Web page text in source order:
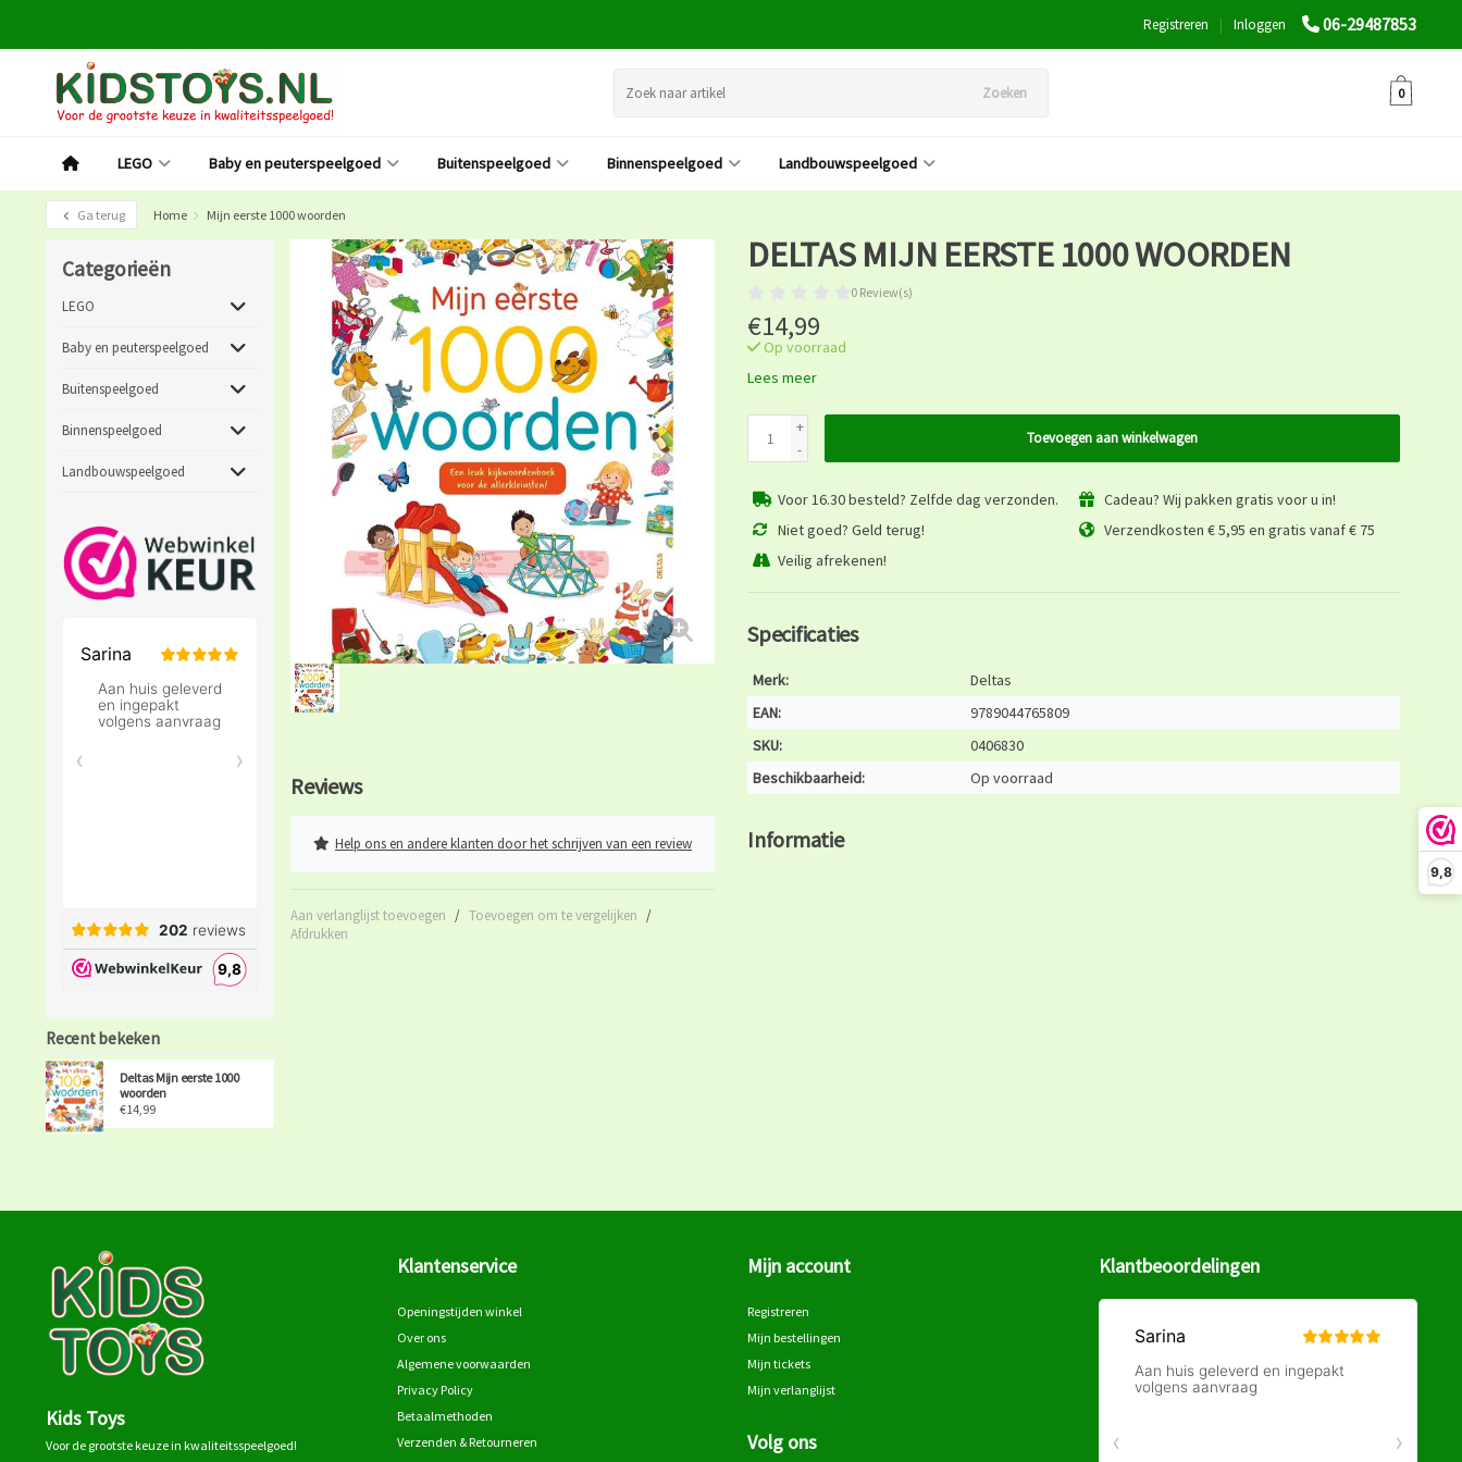
9,8
06-29487853
Inloggen
|
Registreren
Zoeken 0
LEGO Baby en peuterspeelgoed Buitenspeelgoed Binnenspeelgoed Landbouwspeelgoed
Ga terug Home Mijn eerste 1000 woorden
Categorieën
LEGO
Baby en peuterspeelgoed
Buitenspeelgoed
Binnenspeelgoed
Landbouwspeelgoed
Recent bekeken
Deltas Mijn eerste 1000
woorden
€14,99
Reviews
Help ons en andere klanten door het schrijven van een review
Aan verlanglijst toevoegen / Toevoegen om te vergelijken /
Afdrukken
DELTAS MIJN EERSTE 1000 WOORDEN
0 Review(s)
€14,99
Op voorraad
Lees meer
+
-
Toevoegen aan winkelwagen
Voor 16.30 besteld? Zelfde dag verzonden.
Cadeau? Wij pakken gratis voor u in!
Niet goed? Geld terug!
Verzendkosten € 5,95 en gratis vanaf € 75
Veilig afrekenen!
Specificaties
Merk:
Deltas
EAN:
9789044765809
SKU:
0406830
Beschikbaarheid:
Op voorraad
Informatie
Kids Toys
Voor de grootste keuze in kwaliteitsspeelgoed!
Klantenservice
Openingstijden winkel
Over ons
Algemene voorwaarden
Privacy Policy
Betaalmethoden
Verzenden & Retourneren
Mijn account
Registreren
Mijn bestellingen
Mijn tickets
Mijn verlanglijst
Volg ons
Klantbeoordelingen